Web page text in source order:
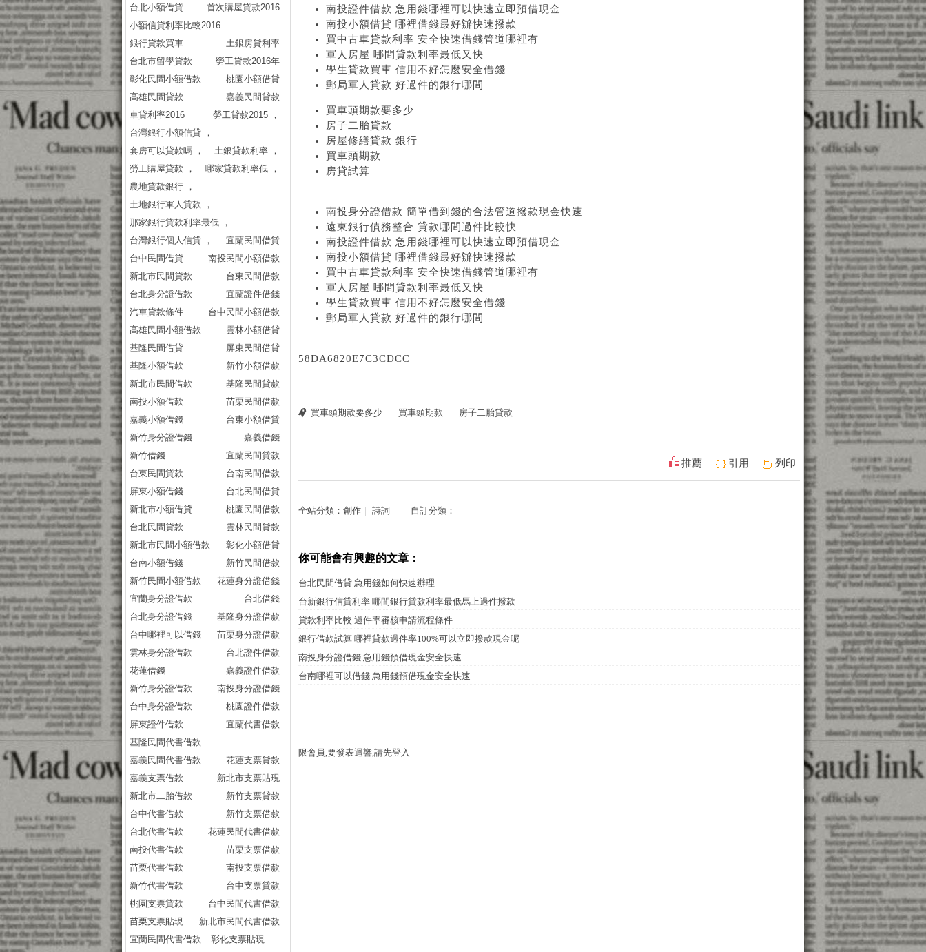
南投證件借款 急用錢哪裡可以快速立即預借現金
南投小額借貸 哪裡借錢最好辦快速撥款
買中古車貸款利率 安全快速借錢管道哪裡有
軍人房屋 哪間貸款利率最低又快
學生貸款買車 信用不好怎麼安全借錢
郵局軍人貸款 好過件的銀行哪間
買車頭期款要多少
房子二胎貸款
房屋修繕貸款 銀行
買車頭期款
房貸試算
南投身分證借款 簡單借到錢的合法管道撥款現金快速
遠東銀行債務整合 貸款哪間過件比較快
南投證件借款 急用錢哪裡可以快速立即預借現金
南投小額借貸 哪裡借錢最好辦快速撥款
買中古車貸款利率 安全快速借錢管道哪裡有
軍人房屋 哪間貸款利率最低又快
學生貸款買車 信用不好怎麼安全借錢
郵局軍人貸款 好過件的銀行哪間
58DA6820E7C3CDCC
買車頭期款要多少 買車頭期款 房子二胎貸款
推薦 引用 列印
全站分類： 創作 詩詞 自訂分類：
你可能會有興趣的文章：
台北民間借貸 急用錢如何快速辦理
台新銀行信貸利率 哪間銀行貸款利率最低馬上過件撥款
貸款利率比較 過件率審核申請流程條件
銀行借款試算 哪裡貸款過件率100%可以立即撥款現金呢
南投身分證借錢 急用錢預借現金安全快速
台南哪裡可以借錢 急用錢預借現金安全快速
限會員,要發表迴響,請先登入
台北小額借貸
首次購屋貸款2016
小額信貸利率比較2016
銀行貸款買車
土銀房貸利率
台北市留學貸款
勞工貸款2016年
彰化民間小額借款
桃園小額借貸
高雄民間貸款
嘉義民間貸款
車貸利率2016
勞工貸款2015 ，
台灣銀行小額信貸 ，
套房可以貸款嗎 ，
土銀貸款利率 ，
勞工購屋貸款 ，
哪家貸款利率低 ，
農地貸款銀行 ，
土地銀行軍人貸款 ，
那家銀行貸款利率最低 ，
台灣銀行個人信貸 ，
宜蘭民間借貸
台中民間借貸
南投民間小額借款
新北市民間貸款
台東民間借款
台北身分證借款
宜蘭證件借錢
汽車貸款條件
台中民間小額借款
高雄民間小額借款
雲林小額借貸
基隆民間借貸
屏東民間借貸
基隆小額借款
新竹小額借款
新北市民間借款
基隆民間貸款
南投小額借款
苗栗民間借款
嘉義小額借錢
台東小額借貸
新竹身分證借錢
嘉義借錢
新竹借錢
宜蘭民間貸款
台東民間貸款
台南民間借款
屏東小額借錢
台北民間借貸
新北市小額借貸
桃園民間借款
台北民間貸款
雲林民間貸款
新北市民間小額借款
彰化小額借貸
台南小額借錢
新竹民間借款
新竹民間小額借款
花蓮身分證借錢
宜蘭身分證借款
台北借錢
台北身分證借錢
基隆身分證借款
台中哪裡可以借錢
苗栗身分證借款
雲林身分證借款
台北證件借款
花蓮借錢
嘉義證件借款
新竹身分證借款
南投身分證借錢
台中身分證借款
桃園證件借款
屏東證件借款
宜蘭代書借款
基隆民間代書借款
嘉義民間代書借款
花蓮支票貸款
嘉義支票借款
新北市支票貼現
新北市二胎借款
新竹支票貸款
台中代書借款
新竹支票借款
台北代書借款
花蓮民間代書借款
南投代書借款
苗栗支票借款
苗栗代書借款
南投支票借款
新竹代書借款
台中支票貸款
桃園支票貸款
台中民間代書借款
苗栗支票貼現
新北市民間代書借款
宜蘭民間代書借款
彰化支票貼現